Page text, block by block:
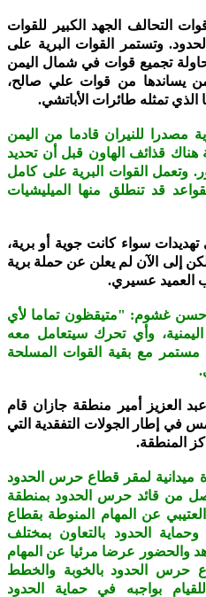
التحالف الجهد الكبير للقوات
وتستمر القوات البرية على
تجميع قوات في شمال اليمن
يساندها من قوات علي صالح،
تمثله طائرات الأباتشي.
مصدرا للنيران قادما من اليمن
هناك قذائف الهاون قبل أن تحديد
وتعمل القوات البرية على كامل
قد تنطلق منها الميليشيات
سواء كانت جوية أو برية،
إلى الآن لم يعلن عن حملة برية
العميد عسيري.
حسن غشوم: "متيقظون تماما لأي
وأي تحرك سيتعامل معه
مع بقية القوات المسلحة
العزيز أمير منطقة جازان قام
في إطار الجولات التفقدية التي
المنطقة.
ميدانية لمقر قطاع حرس الحدود
من قائد حرس الحدود بمنطقة
عن المهام المنوطة بقطاع
الحدود بالتعاون بمختلف
والحضور عرضا مرئيا عن المهام
حرس الحدود بالخوبة والخطط
بواجبه في حماية الحدود